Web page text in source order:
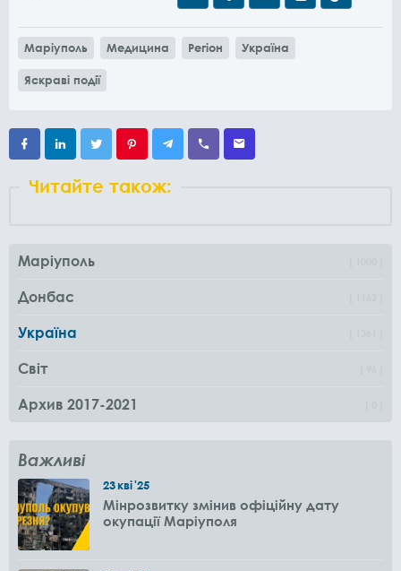
Маріуполь Медицина Регіон Україна
Яскраві події
Читайте також:
Маріуполь
Донбас
Україна
Світ
Архив 2017-2021
Важливі
23кві'25
Мінрозвитку змінив офіційну дату
окупації Маріуполя